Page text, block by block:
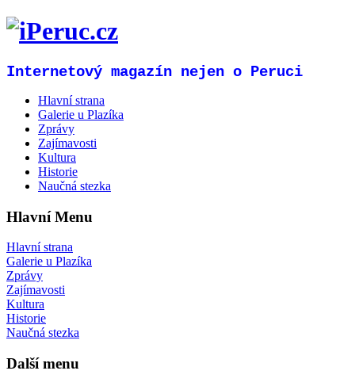
Internetový magazín nejen o Peruci
Hlavní strana
Galerie u Plazíka
Zprávy
Zajímavosti
Kultura
Historie
Naučná stezka
Hlavní Menu
Hlavní strana
Galerie u Plazíka
Zprávy
Zajímavosti
Kultura
Historie
Naučná stezka
Další menu